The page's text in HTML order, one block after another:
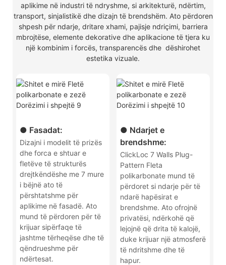
aplikime në industri të ndryshme, si arkitekturë, ndërtim,
transport, sinjalistikë dhe dizajn të brendshëm. Ato përdoren
shpesh për ndarje, dritare xhami, pajisje ndriçimi, barriera
mbrojtëse, elemente dekorative dhe aplikacione të tjera ku
një kombinim i forcës, transparencës dhe dëshirohet
estetika vizuale.
● Fasadat:
Dizajni i modelit të prizës
dhe forca e shtuar e
fletëve të strukturës
drejtkëndëshe me 7 mure
i bëjnë ato të
përshtatshme për
aplikime në fasadë. Ato
mund të përdoren për të
krijuar sipërfaqe të
jashtme tërheqëse dhe të
qëndrueshme për
ndërtesat.
● Ndarjet e
brendshme:
ClickLoc 7 Walls Plug-
Pattern Fleta
polikarbonate mund të
përdoret si ndarje për të
ndarë hapësirat e
brendshme. Ato ofrojnë
privatësi, ndërkohë që
lejojnë që drita të kalojë,
duke krijuar një atmosferë
të ndritshme dhe të
hapur.